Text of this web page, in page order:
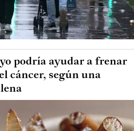
podría ayudar a frenar
cáncer, según una